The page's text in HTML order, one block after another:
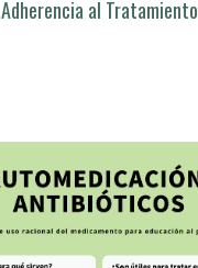
Adherencia al Tratamiento